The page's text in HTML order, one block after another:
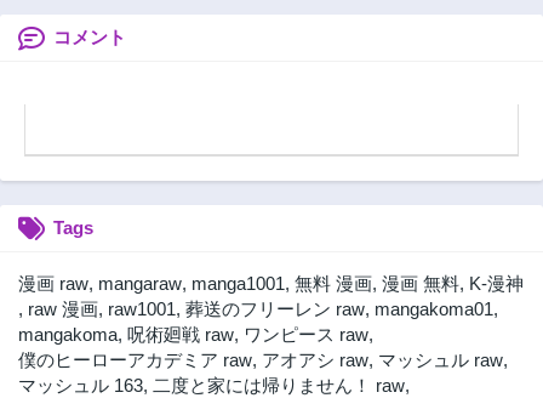
第48話
第43話
第41話
2年前
第40話
2年前
第39話
2年前
第38話
2年前
けど、こっそり原
作キャラを観察し
うっかり超級呪物
コメント
Tags
漫画 raw, mangaraw, manga1001, 無料 漫画, 漫画 無料, K-漫神
, raw 漫画, raw1001, 葬送のフリーレン raw, mangakoma01,
mangakoma, 呪術廻戦 raw, ワンピース raw,
僕のヒーローアカデミア raw, アオアシ raw, マッシュル raw,
マッシュル 163, 二度と家には帰りません！ raw,